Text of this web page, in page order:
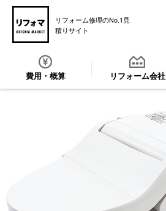
リフォーム修理のNo.1見
積りサイト
費用・概算 リフォーム会社